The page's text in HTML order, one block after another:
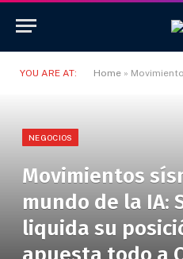
YOU ARE AT: Home » Movimientos sísmicos en el
NEGOCIOS
Movimientos
mundo de la IA:
liquida su